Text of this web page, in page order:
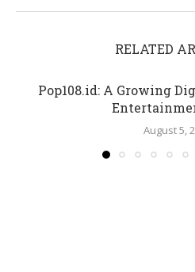
RELATED
Pop108.id: A Growing
August 5,